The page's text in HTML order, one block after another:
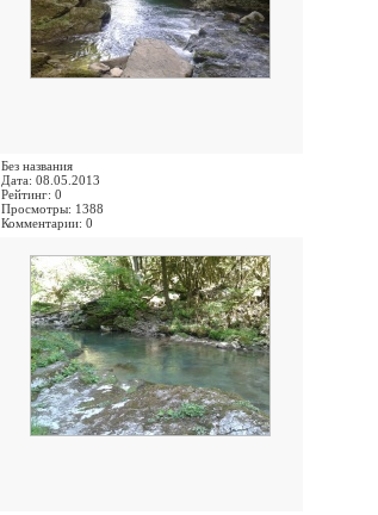
Без названия
Дата: 08.05.2013
Рейтинг: 0
Просмотры: 1388
Комментарии: 0